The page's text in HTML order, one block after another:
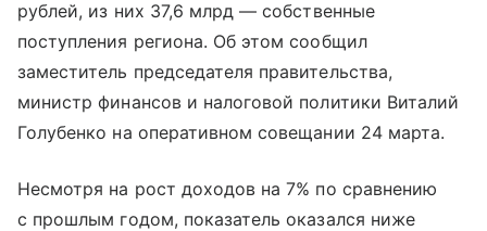
рублей, из них 37,6 млрд — собственные
поступления региона. Об этом сообщил
заместитель председателя правительства,
министр финансов и налоговой политики Виталий
Голубенко на оперативном совещании 24 марта.
Несмотря на рост доходов на 7% по сравнению
с прошлым годом, показатель оказался ниже